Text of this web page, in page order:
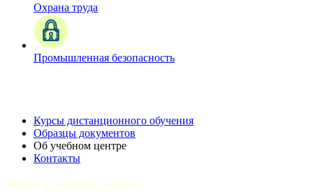
Охрана труда
Промышленная безопасность
Курсы дистанционного обучения
Образцы документов
Об учебном центре
Контакты
Войти в личный кабинет